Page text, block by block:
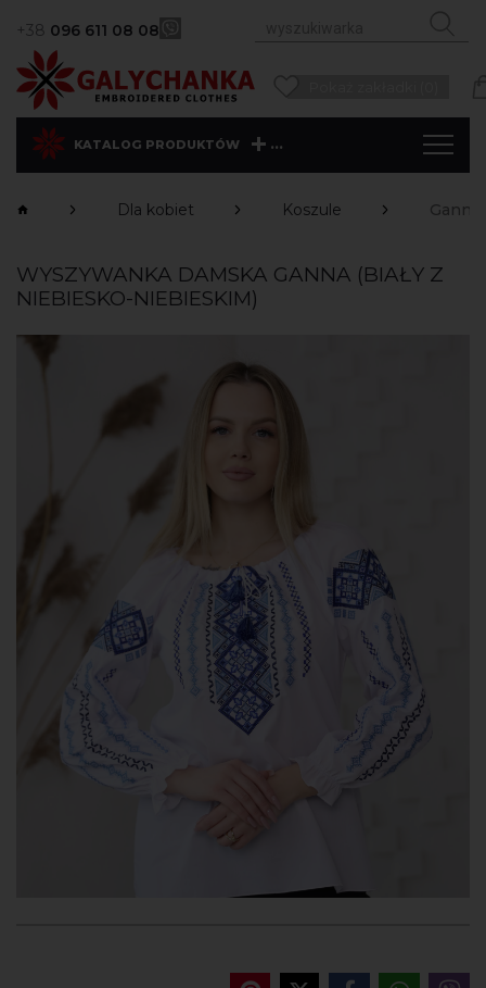
+38 096 611 08 08
KATALOG PRODUKTÓW ...
Dla kobiet Koszule
WYSZYWANKA DAMSKA GANNA (BIAŁY Z
NIEBIESKO-NIEBIESKIM)